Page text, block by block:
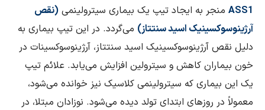
ASS1 منجر به ایجاد تیپ یک بیماری سیترولینمی (نقص
آرژینوسوکسینیک اسید سنتتاز) می‌گردد. در این تیپ بیماری به
دلیل نقص آرژینوسوکسینیک اسید سنتتاز، آرژینوسوکسینات در
خون بیماران کاهش و سیترولین افزایش می‌یابد. علائم تیپ
یک این بیماری که سیترولینمی کلاسیک نیز خوانده می‌شود،
معمولاً در روزهای ابتدای تولد دیده می‌شود. نوزادان مبتلا، در